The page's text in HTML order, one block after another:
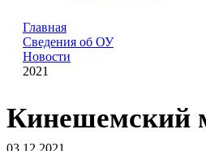
Главная
Сведения об ОУ
Новости
2021
Кинешемский